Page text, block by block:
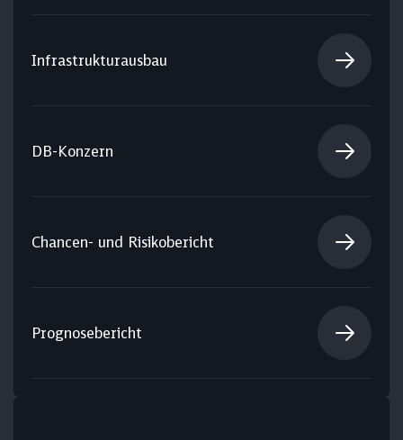
Infrastrukturausbau
DB-Konzern
Chancen- und Risikobericht
Prognosebericht